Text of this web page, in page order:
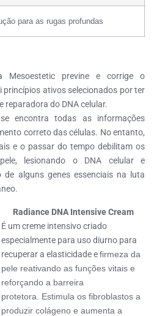
para as rugas profundas
Mesoestetic previne e corrige o
princípios ativos selecionados por ter
do DNA celular.
encontra todas as informações
correto das células. No entanto,
e o passar do tempo debilitam os
lesionando o DNA celular e
de alguns genes essenciais na luta
Radiance DNA Intensive Cream
É um creme intensivo criado
especialmente para uso diurno para
recuperar a elasticidade efirmeza da
pele reativando as funções vitais e
reforçando a barreira
protetora. Estimula os fibroblastos a
produzir colágeno e aumenta a